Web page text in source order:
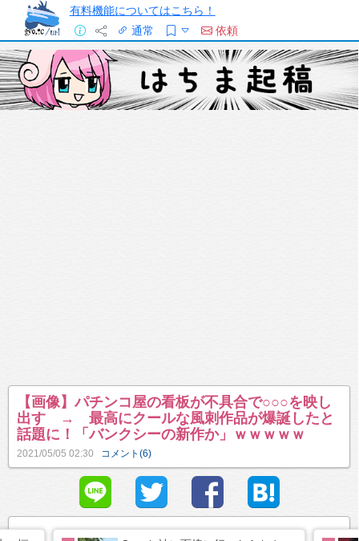
有料機能についてはこちら！
通常
依頼